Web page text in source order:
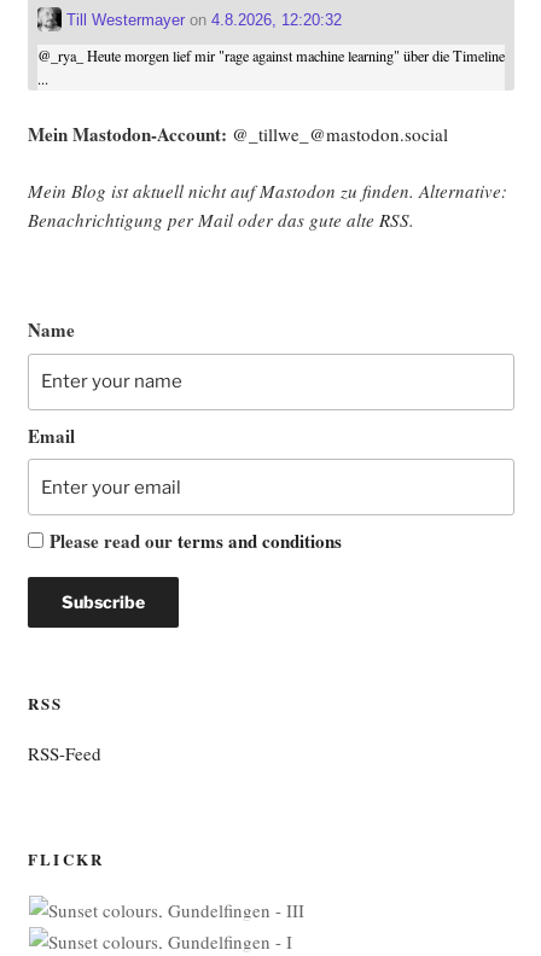
Till Westermayeron 4.8.2026, 12:20:32
@ _rya_ Heute morgen lief mir "rage against machine learning" über die Timeline
...
Mein Mast­o­don-Account: @_tillwe_@mastodon.social
Mein Blog ist aktu­ell nicht auf Mast­o­don zu fin­den. Alter­na­ti­ve:
Benach­rich­ti­gung per Mail oder das gute alte RSS.
Name
Email
Please read ourterms and conditions
RSS
RSS-Feed
FLICKR